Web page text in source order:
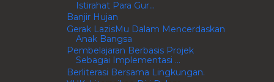
Istirahat Para Gur...
Banjir Hujan
Gerak LazisMu Dalam Mencerdaskan
Anak Bangsa
Pembelajaran Berbasis Projek
Sebagai Implementasi ...
Berliterasi Bersama Lingkungan.